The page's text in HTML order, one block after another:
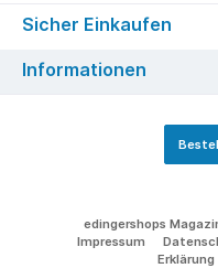
Sicher Einkaufen
Informationen
edingershops
Impressum